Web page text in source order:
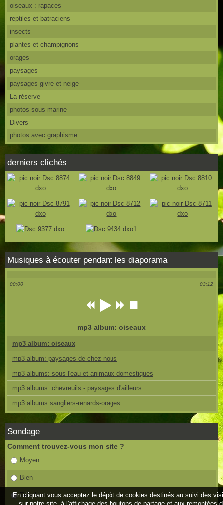
oiseaux : rapaces
reptiles et batraciens
insects
plantes et champignons
orages
paysages
paysages givre et neige
La réserve
photos sous marine
Divers
photos avec graphisme
derniers clichés
Musiques à écouter pendant les diaporama
00:00 03:12
mp3 album: oiseaux
mp3 album: oiseaux
mp3 album: paysages de chez nous
mp3 albums: sous l'eau et animaux domestiques
mp3 albums: chevreuils - paysages d'ailleurs
mp3 albums:sangliers-renards-orages
Sondage
Comment trouvez-vous mon site ?
Moyen
Bien
Très bien
En cliquant vous acceptez le dépôt de cookies destinés au suivi des
sur notre site, à l'affichage des boutons de partage et aux remontées